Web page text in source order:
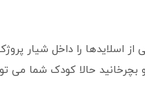
اسلایدها را داخل شیار
بچرخانید حالا کودک شما